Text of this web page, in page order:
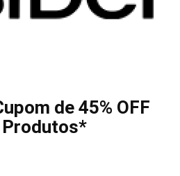
de 45% OFF
Produtos*